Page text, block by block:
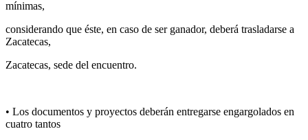
mínimas,
considerando que éste, en caso de ser ganador, deberá trasladarse a
Zacatecas,
Zacatecas, sede del encuentro.
• Los documentos y proyectos deberán entregarse engargolados en
cuatro tantos